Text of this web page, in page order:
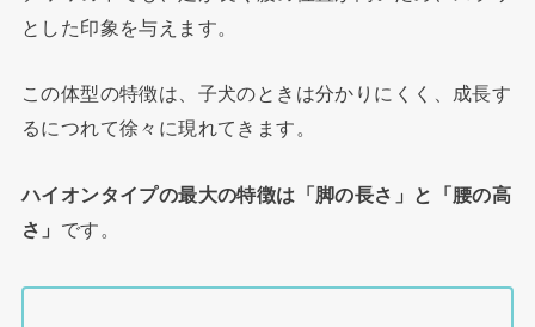
とした印象を与えます。
この体型の特徴は、子犬のときは分かりにくく、成長す
るにつれて徐々に現れてきます。
ハイオンタイプの最大の特徴は「脚の長さ」と「腰の高
さ」 です。